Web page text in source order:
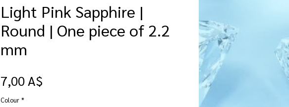
Light Pink Sapphire |
Round | One piece of 2.2
mm
7,00 A$
Colour *